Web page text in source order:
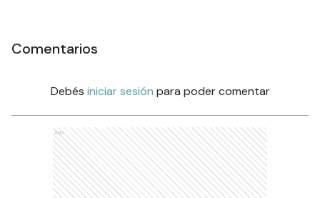
Comentarios
Debés iniciar sesión para poder comentar
Ads